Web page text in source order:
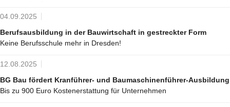
04.09.2025
Berufsausbildung in der Bauwirtschaft in gestreckter Form
Keine Berufsschule mehr in Dresden!
12.08.2025
BG Bau fördert Kranführer- und Baumaschinenführer-Ausbildung
Bis zu 900 Euro Kostenerstattung für Unternehmen